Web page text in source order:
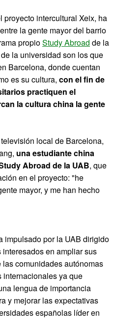
intercultural Xeix, ha
la gente mayor del barrio
propioStudy Abroad de la
la universidad son los que
Barcelona, ​​donde cuentan
es su cultura, con el fin de
practiquen el
la cultura china la gente
local de Barcelona,
una estudiante china
Abroad de la UAB, que
en el proyecto: "he
mayor, y me han hecho
impulsado por la UAB dirigido
​​en ampliar sus
comunidades autónomas
internacionales ya que
lengua de importancia
y mejorar las expectativas
españolas líder en